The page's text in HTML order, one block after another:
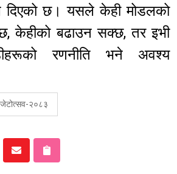
दिएको छ। यसले केही मोडलको
केहीको बढाउन सक्छ, तर इभी
रणनीति भने अवश्य
२०८३